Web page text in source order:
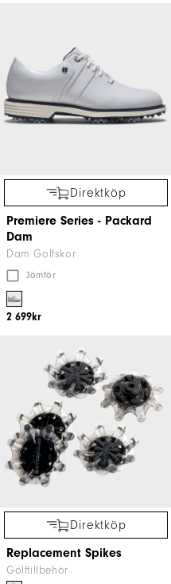
Direktköp
Premiere Series - Packard
Dam
Dam Golfskor
Jömför
2 699kr
Direktköp
Replacement Spikes
Golftillbehör